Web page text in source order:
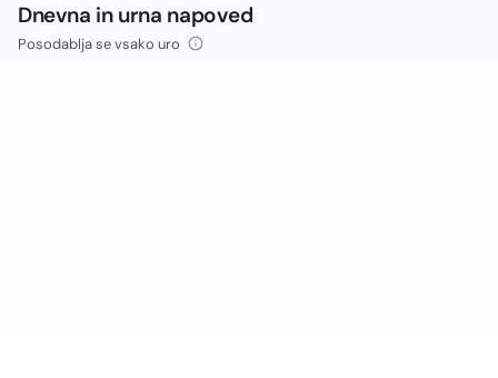
Dnevna in urna napoved
Posodablja se vsako uro